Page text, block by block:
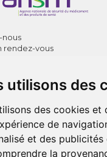
utilisons des
des cookies
de
et des
la
rendez-vous
Cookies
pharmacies